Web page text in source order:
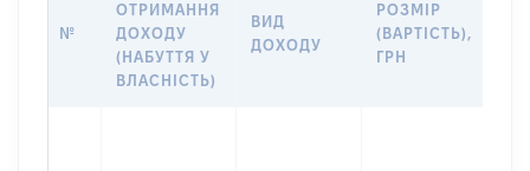
№
ОТРИМАННЯ
ДОХОДУ
(НАБУТТЯ У
ВЛАСНІСТЬ)
ВИД
ДОХОДУ
РОЗМІР
(ВАРТІСТЬ),
ГРН